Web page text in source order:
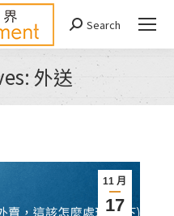
Search:
Search
外送
are here:
11 月
17